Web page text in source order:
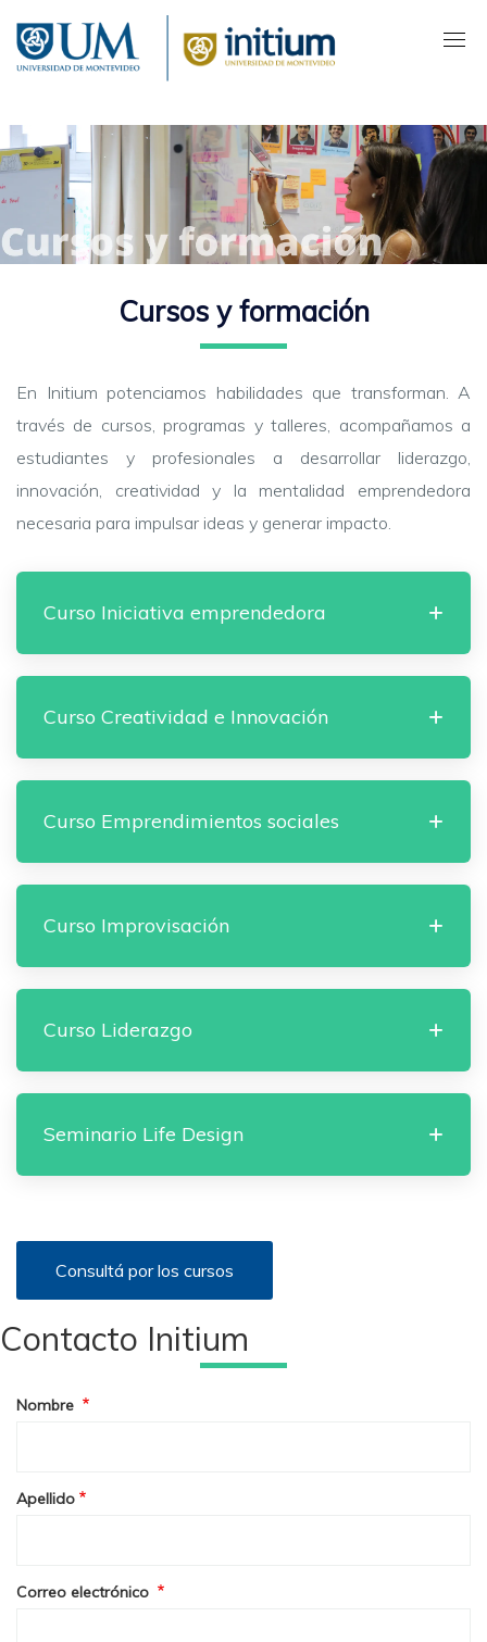
contenido
principal
Cursos y formación
En Initium potenciamos habilidades que transforman. A
través de cursos, programas y talleres, acompañamos a
estudiantes y profesionales a desarrollar liderazgo,
innovación, creatividad y la mentalidad emprendedora
necesaria para impulsar ideas y generar impacto.
Curso Iniciativa emprendedora
Curso Creatividad e Innovación
Curso Emprendimientos sociales
Curso Improvisación
Curso Liderazgo
Seminario Life Design
Consultá por los cursos
Contacto Initium
Nombre
Apellido
Correo electrónico